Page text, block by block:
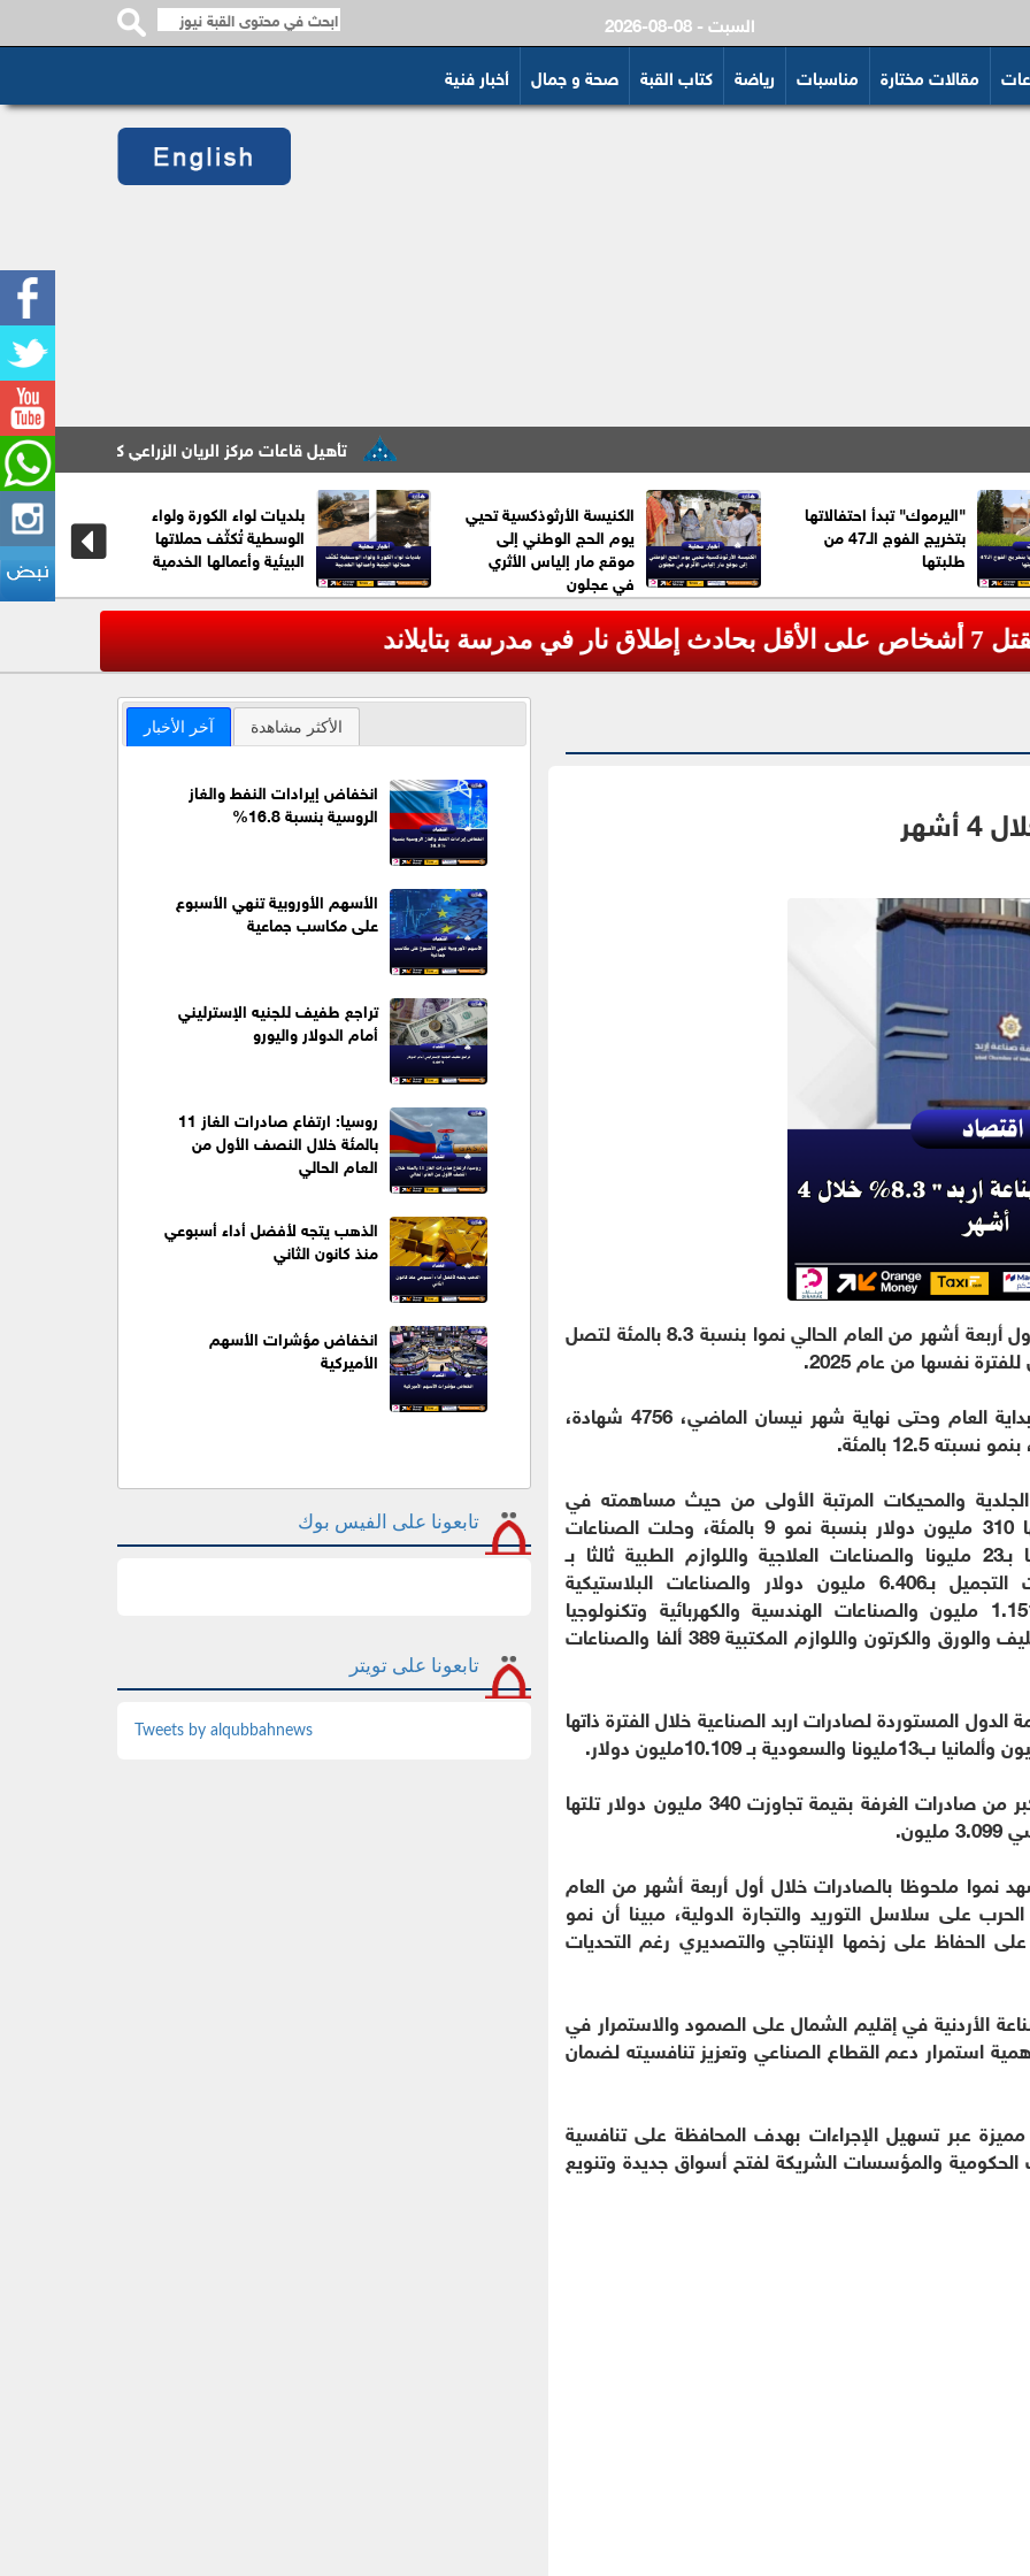
2026-08-08 - السبت
مقالات مختارة مناسبات رياضة كتاب القبة صحة و جمال أخبار فنية
تأهيل قاعات مركز الريان الزراعي كحاضنة تدريبية لخدمة
"اليرموك" تبدأ احتفالاتها
بتخريج الفوج الـ47 من
طلبتها
الكنيسة الأرثوذكسية تحيي
يوم الحج الوطني إلى
موقع مار إلياس الأثري
في عجلون
بلديات لواء الكورة ولواء
الوسطية تُكثّف حملاتها
البيئية وأعمالها الخدمية
حققت صادرات غرفة صناعة اربد خلال أول أربعة أشهر من العام الحالي نموا بنسبة 8.3 بالمئة لتصل
وبلغ عدد شهادات المنشأ الصادرة عن الغرفة منذ بداية العام وحتى نهاية شهر نيسان الماضي، 4756 شهادة،
والمحيكات المرتبة الأولى من حيث مساهمته في
إجمالي صادرات محافظة اربد، حيث تجاوزت قيمتها 310 مليون دولار بنسبة نمو 9 بالمئة، وحلت الصناعات
التموينية والغذائية والزراعية والثروة الحيوانية ثانيا بـ23 مليونا والصناعات العلاجية واللوازم الطبية ثالثا بـ
10.316مليون والصناعات الكيماوية ومستحضرات التجميل بـ6.406 مليون دولار والصناعات البلاستيكية
والمطاطية 2.781 مليون والصناعات الإنشائية 1.151 مليون والصناعات الهندسية والكهربائية وتكنولوجيا
المعلومات 839 ألف دولار والصناعات التعبئة والتغليف والورق والكرتون واللوازم المكتبية 389 ألفا والصناعات
المستوردة لصادرات اربد الصناعية خلال الفترة ذاتها
واستحوذت مدينة الحسن الصناعية على الحصة الأكبر من صادرات الغرفة بقيمة تجاوزت 340 مليون دولار تلتها
نموا ملحوظا بالصادرات خلال أول أربعة أشهر من العام
على سلاسل التوريد والتجارة الدولية، مبينا أن نمو
الحفاظ على زخمها الإنتاجي والتصديري رغم التحديات
الأردنية في إقليم الشمال على الصمود والاستمرار في
استمرار دعم القطاع الصناعي وتعزيز تنافسيته لضمان
عبر تسهيل الإجراءات بهدف المحافظة على تنافسية
الحكومية والمؤسسات الشريكة لفتح أسواق جديدة وتنويع
آخر الأخبار الأكثر مشاهدة
انخفاض إيرادات النفط والغاز
الروسية بنسبة 16.8%
الأسهم الأوروبية تنهي الأسبوع
على مكاسب جماعية
تراجع طفيف للجنيه الإسترليني
أمام الدولار واليورو
روسيا: ارتفاع صادرات الغاز 11
بالمئة خلال النصف الأول من
العام الحالي
الذهب يتجه لأفضل أداء أسبوعي
منذ كانون الثاني
انخفاض مؤشرات الأسهم
الأميركية
تابعونا على الفيس بوك
تابعونا على تويتر
Tweets by alqubbahnews